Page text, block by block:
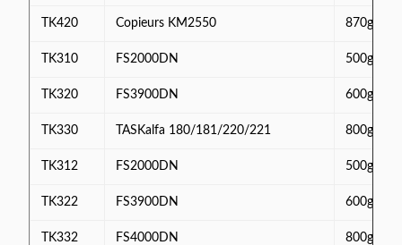
TK420 Copieurs KM2550 870g
TK310 FS2000DN 500g
TK320 FS3900DN 600g
TK330 TASKalfa 180/181/220/221 800g
TK312 FS2000DN 500g
TK322 FS3900DN 600g
TK332 FS4000DN 800g